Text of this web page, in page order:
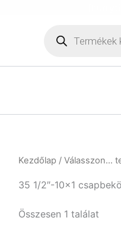
search
Kezdőlap / Válasszon...
35 1/2″-10×1
Összesen 1 találat